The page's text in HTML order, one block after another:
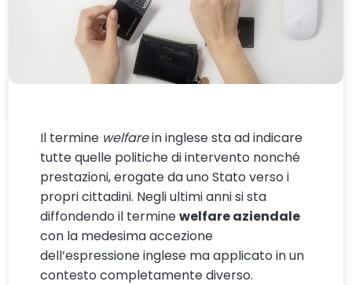
Il termine welfarein inglese sta ad indicare
tutte quelle politiche di intervento nonché
prestazioni, erogate da uno Stato verso i
propri cittadini. Negli ultimi anni si sta
diffondendo il terminewelfare aziendale
con la medesima accezione
dell’espressione inglese ma applicato in un
contesto completamente diverso.